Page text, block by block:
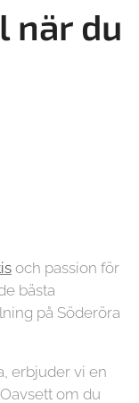
när du
och passion för
bästa
på Söderöra
erbjuder vi en
om du